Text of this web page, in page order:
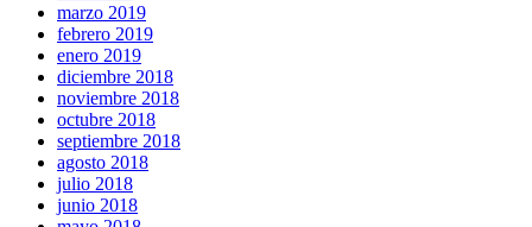
marzo 2019
febrero 2019
enero 2019
diciembre 2018
noviembre 2018
octubre 2018
septiembre 2018
agosto 2018
julio 2018
junio 2018